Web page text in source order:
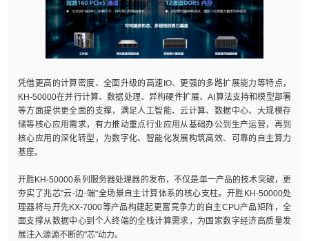
凭借更高的计算密度、全面升级的高速IO、更强的多路扩展能力等特点，
KH-50000在并行计算、数据处理、异构硬件扩展、AI算法支持和模型部署
等方面提供更全面的支撑，满足人工智能、云计算、数据中心、大规模存
储等核心应用需求，有力推动重点行业应用从基础办公到生产运营，再到
核心应用的深化转型，为数字化、智能化发展构筑高效、可靠的自主算力
基座。
开胜KH-50000系列服务器处理器的发布，不仅是单一产品的技术突破，更
夯实了兆芯"云-边-端"全场景自主计算体系的核心支柱。开胜KH-50000处
理器将与开先KX-7000等产品构建起更富竞争力的自主CPU产品矩阵，全
面支撑从数据中心到个人终端的全栈计算需求，为国家数字经济高质量发
展注入源源不断的"芯"动力。